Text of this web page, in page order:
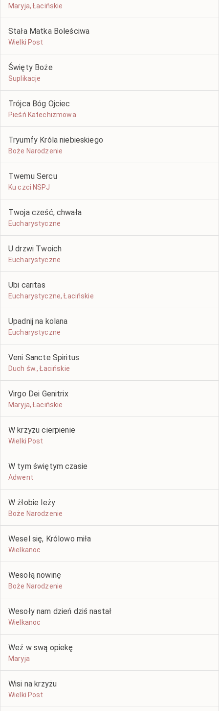
Maryja, Łacińskie
Stała Matka Boleściwa
Wielki Post
Święty Boże
Suplikacje
Trójca Bóg Ojciec
Pieśń Katechizmowa
Tryumfy Króla niebieskiego
Boże Narodzenie
Twemu Sercu
Ku czci NSPJ
Twoja cześć, chwała
Eucharystyczne
U drzwi Twoich
Eucharystyczne
Ubi caritas
Eucharystyczne, Łacińskie
Upadnij na kolana
Eucharystyczne
Veni Sancte Spiritus
Duch św., Łacińskie
Virgo Dei Genitrix
Maryja, Łacińskie
W krzyżu cierpienie
Wielki Post
W tym świętym czasie
Adwent
W żłobie leży
Boże Narodzenie
Wesel się, Królowo miła
Wielkanoc
Wesołą nowinę
Boże Narodzenie
Wesoły nam dzień dziś nastał
Wielkanoc
Weź w swą opiekę
Maryja
Wisi na krzyżu
Wielki Post